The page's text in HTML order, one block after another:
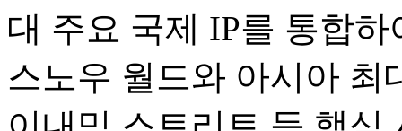
대 주요 국제 IP를 통합
스노우 월드와 아시아 최